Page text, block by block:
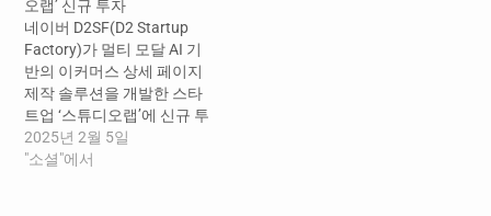
진행됐다. 웨어러블에이아
이(대표 백두산)는 자기 지
도 학습(Self-supervised
Learning)을 활용해 실시간
도로 환경을 스스로 인식하
고, 환경 변화 또한 스스로 학
습·최적화하는 AI 기반의 자
율주행…
오랩’ 신규 투자
네이버 D2SF(D2 Startup
Factory)가 멀티 모달 AI 기
반의 이커머스 상세 페이지
제작 솔루션을 개발한 스타
트업 ‘스튜디오랩’에 신규 투
자했다. 스튜디오랩의 이번
프리시리즈A(pre-A) 투자유
2025년 2월 5일
"소셜"에서